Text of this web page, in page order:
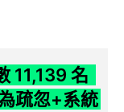
11,139 名
疏忽+系統